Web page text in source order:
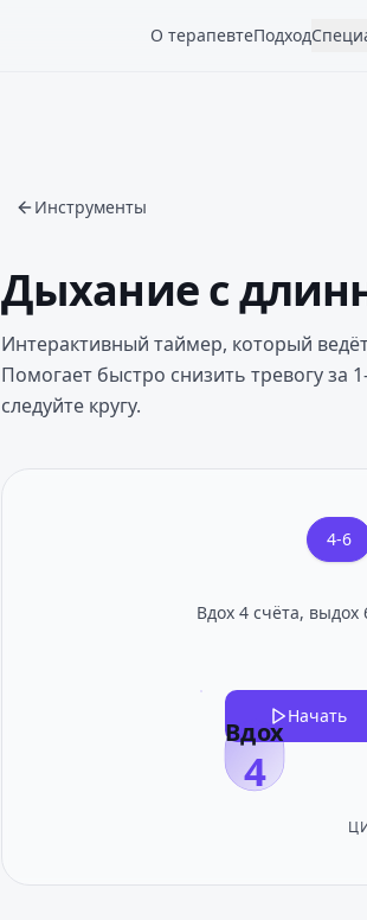
О терапевтеПодход
Инструменты
Дыхание с
Интерактивный таймер, который
Помогает быстро снизить тревогу
следуйте кругу.
4-6
Вдох 4 счёта,
Вдох
4
Начать